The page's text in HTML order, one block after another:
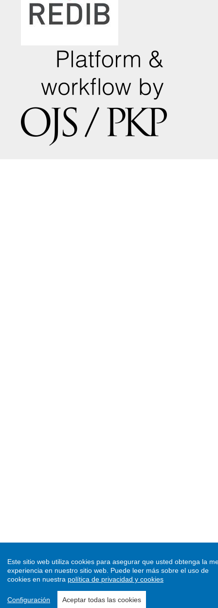
Este sitio web utiliza cookies para asegurar que usted obtenga la
experiencia en nuestro sitio web. Puede leer más sobre el uso de
cookies en nuestra política de privacidad y cookies
Configuración Aceptar todas las cookies